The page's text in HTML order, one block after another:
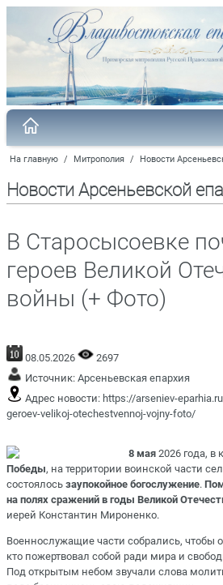
На главную / Митрополия / Новости
Новости Арсеньевской
В Старосысоевке
героев Великой
войны (+ Фото)
08.05.2026
2697
Источник: Арсеньевская епархия
Адрес новости: https://arseniev-
geroev-velikoj-otechestvennoj-vojny-foto/
8 мая 2026 года, в
Победы, на территории воинской части
состоялось заупокойное богослужение.
на полях сражений в годы Великой
иерей Константин Мироненко.
Военнослужащие части собрались, чтобы
кто пожертвовал собой ради мира и
Под открытым небом звучали слова